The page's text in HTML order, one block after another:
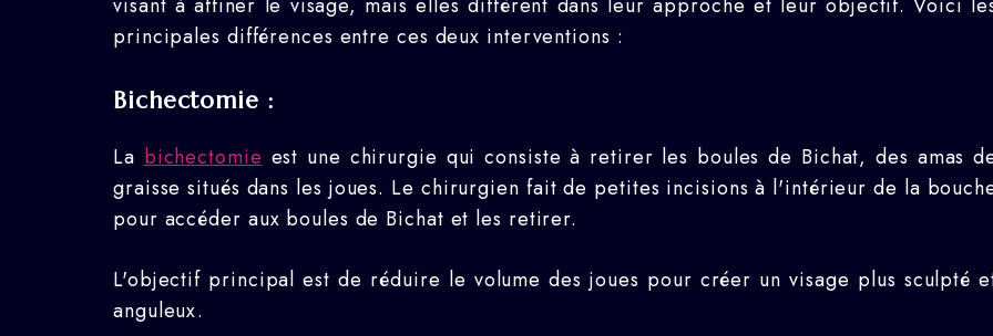
principales différences entre ces deux interventions :
Bichectomie :
La bichectomie est une chirurgie qui consiste à retirer les boules de Bichat, des amas
graisse situés dans les joues. Le chirurgien fait de petites incisions à l'intérieur de la
pour accéder aux boules de Bichat et les retirer.
L'objectif principal est de réduire le volume des joues pour créer un visage plus sculpté
anguleux.